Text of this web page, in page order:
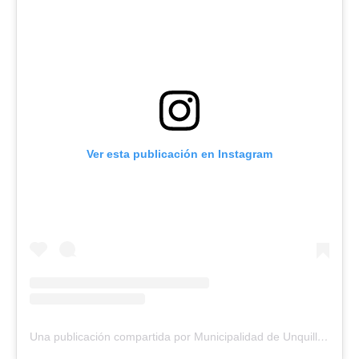
Ver esta publicación en Instagram
Una publicación compartida por Municipalidad de Unquillo (@muniunquillo)